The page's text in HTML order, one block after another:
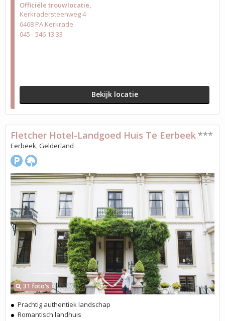
Officiële trouwlocatie
Kerkradersteenweg 4
6468 PA Kerkrade
045 - 546 13 33
Bekijk locatie
31 foto's
Fletcher Hotel-Landgoed Huis Te Eerbeek ***
Eerbeek, Gelderland
Prachtig authentiek landschap
Romantisch landhuis